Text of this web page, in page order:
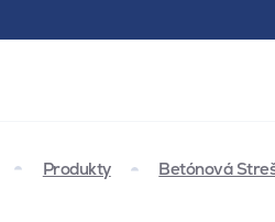
Produkty Betónová